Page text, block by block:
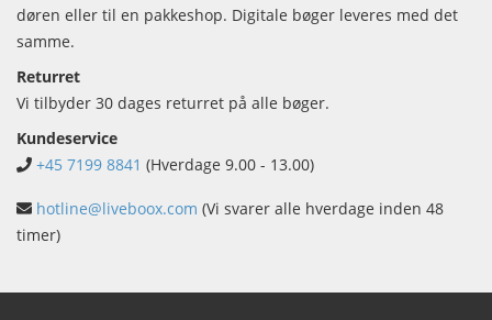
døren eller til en pakkeshop. Digitale bøger leveres med det
samme.
Returret
Vi tilbyder 30 dages returret på alle bøger.
Kundeservice
+45 7199 8841 (Hverdage 9.00 - 13.00)
hotline@liveboox.com (Vi svarer alle hverdage inden 48
timer)